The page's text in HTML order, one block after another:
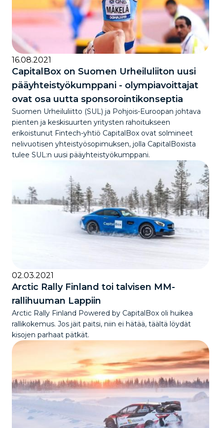
16.08.2021
CapitalBox on Suomen Urheiluliiton uusi
pääyhteistyökumppani - olympiavoittajat
ovat osa uutta sponsorointikonseptia
Suomen Urheiluliitto (SUL) ja Pohjois-Euroopan johtava
pienten ja keskisuurten yritysten rahoitukseen
erikoistunut Fintech-yhtiö CapitalBox ovat solmineet
nelivuotisen yhteistyösopimuksen, jolla CapitalBoxista
tulee SUL:n uusi pääyhteistyökumppani.
02.03.2021
Arctic Rally Finland toi talvisen MM-
rallihuuman Lappiin
Arctic Rally Finland Powered by CapitalBox oli huikea
rallikokemus. Jos jäit paitsi, niin ei hätää, täältä löydät
kisojen parhaat pätkät.